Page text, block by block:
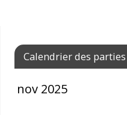
Calendrier des parties